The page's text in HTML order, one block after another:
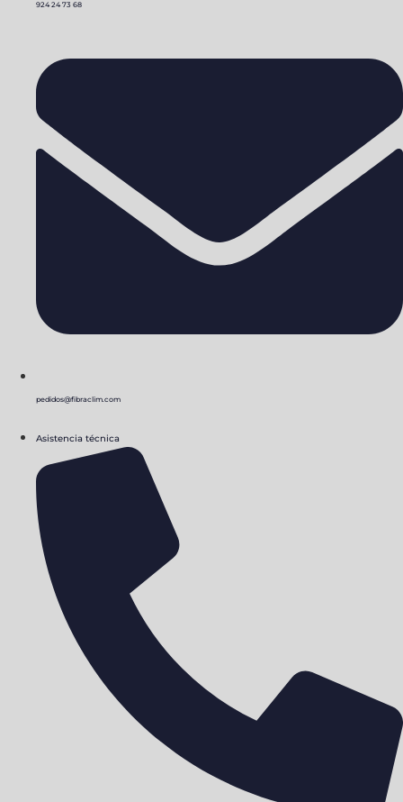
924 24 73 68
pedidos@fibraclim.com
Asistencia técnica